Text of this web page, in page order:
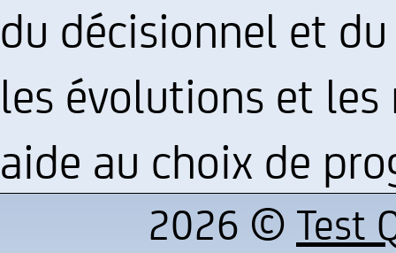
du décisionnel et
les évolutions et
aide au choix de
2026 © Test